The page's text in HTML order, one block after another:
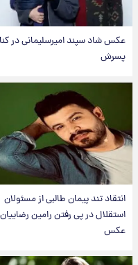
عکس شاد سپند امیرسلیمانی در
پسرش
انتقاد تند پیمان طالبی از مسئولان
استقلال در پی رفتن رامین
عکس